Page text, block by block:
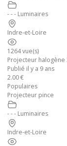
- - - Luminaires
Indre-et-Loire
1264 vue(s)
Projecteur halogène
Publié il y a 9 ans
2.00 €
Populaires
Projecteur pince
- - - Luminaires
Indre-et-Loire